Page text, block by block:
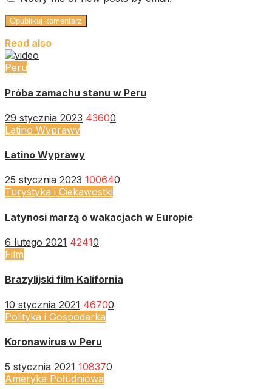
Read also
Peru
Próba zamachu stanu w Peru
29 stycznia 2023 43600
Latino Wyprawy
Latino Wyprawy
25 stycznia 2023 100640
Turystyka i Ciekawostki
Latynosi marzą o wakacjach w Europie
6 lutego 2021 42410
Film
Brazylijski film Kalifornia
10 stycznia 2021 46700
Polityka i Gospodarka
Koronawirus w Peru
5 stycznia 2021 108370
Ameryka Południowa